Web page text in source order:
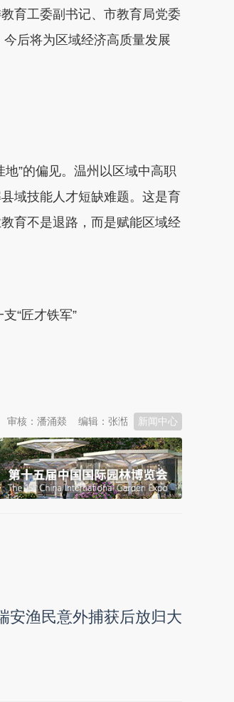
育工委副书记、市教育局党委
今后将为区域经济高质量发展
”的偏见。温州以区域中高职
域技能人才短缺难题。这是育
育不是退路，而是赋能区域经
“匠才铁军”
新闻中心
编辑：张湉
审核：潘涌燚
安渔民意外捕获后放归大